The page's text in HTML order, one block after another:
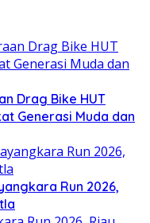
Drag Bike HUT
Generasi Muda dan
Run 2026,